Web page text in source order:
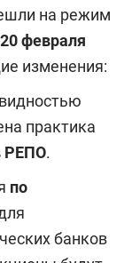
на режим
февраля
изменения:
практика
РЕПО.
по
банков